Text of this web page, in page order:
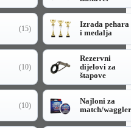
(15)
Izrada pehara
i medalja
(10)
Rezervni
dijelovi za
štapove
(10)
Najloni za
match/waggler